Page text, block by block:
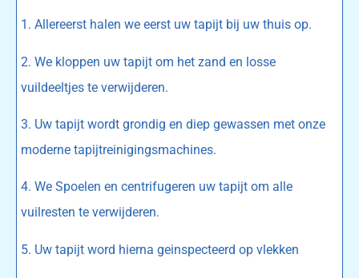
1. Allereerst halen we eerst uw tapijt bij uw thuis op.
2. We kloppen uw tapijt om het zand en losse
vuildeeltjes te verwijderen.
3. Uw tapijt wordt grondig en diep gewassen met onze
moderne tapijtreinigingsmachines.
4. We Spoelen en centrifugeren uw tapijt om alle
vuilresten te verwijderen.
5. Uw tapijt word hierna geinspecteerd op vlekken